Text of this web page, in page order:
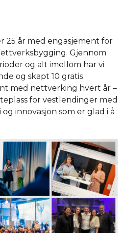
25 år med engasjement for
Gjennom
og alt imellom har vi
og skapt 10 gratis
med nettverking hvert år –
for vestlendinger med
innovasjon som er glad i å